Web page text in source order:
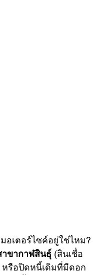
ดรถมอเตอร์ไซค์อยู่ใช่ไหม?
าขากาฬสินธุ์ (สินเชื่อ
หรือปิดหนี้เดิมที่มีดอก